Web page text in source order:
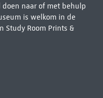
doen naar of met behulp
is welkom in de
Study Room Prints &